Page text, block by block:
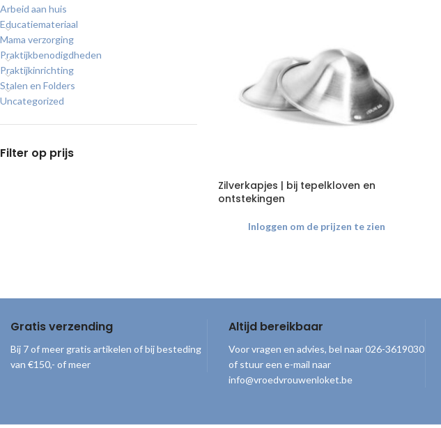
Arbeid aan huis
Educatiemateriaal
Mama verzorging
Praktijkbenodigdheden
Praktijkinrichting
Stalen en Folders
Uncategorized
Filter op prijs
Zilverkapjes | bij tepelkloven en
ontstekingen
Inloggen om de prijzen te zien
Gratis verzending
Bij 7 of meer gratis artikelen of bij besteding
van €150,- of meer
Altijd bereikbaar
Voor vragen en advies, bel naar 026-3619030
of stuur een e-mail naar
info@vroedvrouwenloket.be